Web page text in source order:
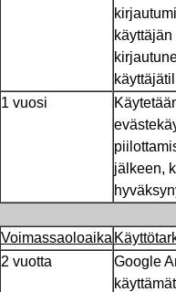
1 vuosi
jälkeen,
Voimassaoloaika
2 vuotta
Google